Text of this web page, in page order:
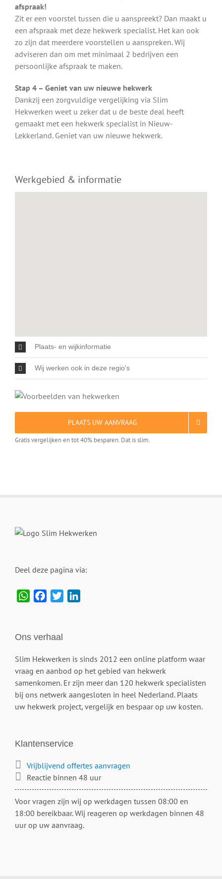
afspraak!
Zit er een voorstel tussen die u aanspreekt? Dan maakt u
een afspraak met deze hekwerk specialist. Het kan ook
zo zijn dat meerdere voorstellen u aanspreken. Wij
adviseren dan om met minimaal 2 bedrijven een
persoonlijke afspraak te maken.
Stap 4 – Geniet van uw nieuwe hekwerk
Dankzij een zorgvuldige vergelijking via Slim
Hekwerken weet u zeker dat u de beste deal heeft
gemaakt met een hekwerk specialist in Nieuw-
Lekkerland. Geniet van uw nieuwe hekwerk.
Werkgebied & informatie
Plaats- en wijkinformatie
Wij werken ook in deze regio's
PLAATS UW AANVRAAG
Gratis vergelijken en tot 40% besparen. Dat is slim.
Deel deze pagina via:
WhatsAppFacebook
Twitter
Ons verhaal
Slim Hekwerken is sinds 2012 een online platform waar
vraag en aanbod op het gebied van hekwerk
samenkomen. Er zijn meer dan 120 hekwerk specialisten
bij ons netwerk aangesloten in heel Nederland. Plaats
uw hekwerk project, vergelijk en bespaar op uw kosten.
Klantenservice
Vrijblijvend offertes aanvragen
Reactie binnen 48 uur
Voor vragen zijn wij op werkdagen tussen 08:00 en
18:00 bereikbaar. Wij reageren op werkdagen binnen 48
uur op uw aanvraag.